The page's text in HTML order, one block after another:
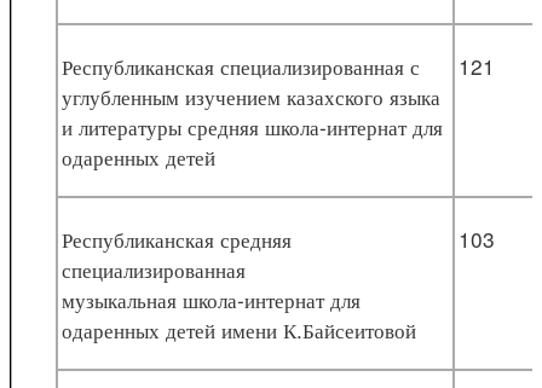
Республиканская специализированная с
углубленным изучением казахского языка
и литературы средняя школа-интернат для
одаренных детей
121
Республиканская средняя
специализированная
музыкальная школа-интернат для
одаренных детей имени К.Байсеитовой
103